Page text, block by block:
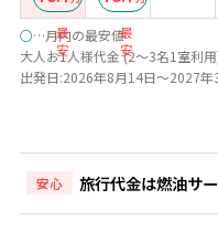
最
安
最
安
○…月内の最安値
大人お1人様代金 (2～3名1室利
出発日:2026年8月14日～2027年
安心 旅行代金は燃油サ